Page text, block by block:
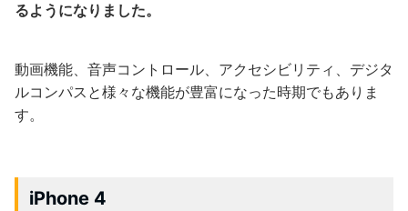
るようになりました。
動画機能、音声コントロール、アクセシビリティ、デジタ
ルコンパスと様々な機能が豊富になった時期でもありま
す。
iPhone 4